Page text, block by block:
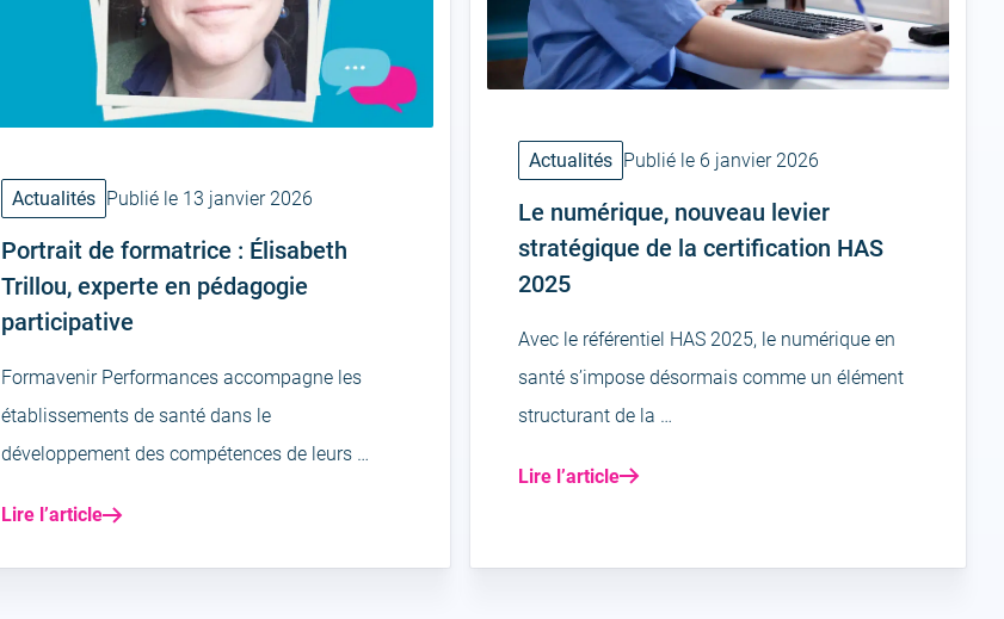
Actualités Publié le 13 janvier 2026
Portrait de formatrice : Élisabeth
Trillou, experte en pédagogie
participative
Formavenir Performances accompagne les
établissements de santé dans le
développement des compétences de leurs …
Lire l’article
Actualités Publié le 6 janvier 2026
Le numérique, nouveau levier
stratégique de la certification HAS
2025
Avec le référentiel HAS 2025, le numérique en
santé s’impose désormais comme un élément
structurant de la …
Lire l’article